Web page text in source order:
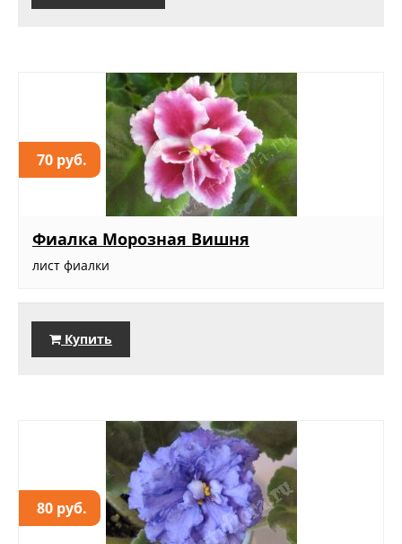
70 руб.
Фиалка Морозная Вишня
лист фиалки
Купить
80 руб.